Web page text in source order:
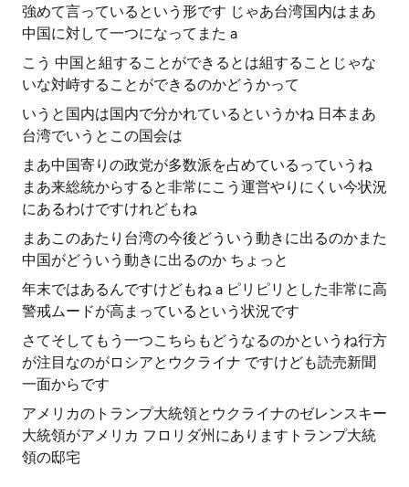
強めて言っているという形です じゃあ台湾国内はまあ
中国に対して一つになってまた a
こう 中国と組することができるとは組することじゃな
いな対峙することができるのかどうかって
いうと国内は国内で分かれているというかね 日本まあ
台湾でいうとこの国会は
まあ中国寄りの政党が多数派を占めているっていうね
まあ来総統からすると非常にこう運営やりにくい今状況
にあるわけですけれどもね
まあこのあたり台湾の今後どういう動きに出るのかまた
中国がどういう動きに出るのか ちょっと
年末ではあるんですけどもね a ピリピリとした非常に高
警戒ムードが高まっているという状況です
さてそしてもう一つこちらもどうなるのかというね行方
が注目なのがロシアとウクライナ ですけども読売新聞
一面からです
アメリカのトランプ大統領とウクライナのゼレンスキー
大統領がアメリカ フロリダ州にありますトランプ大統
領の邸宅